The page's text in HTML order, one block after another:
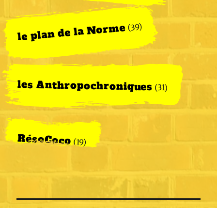
le plan de la Norme (39)
les Anthropochroniques (31)
RésoCoco(19)